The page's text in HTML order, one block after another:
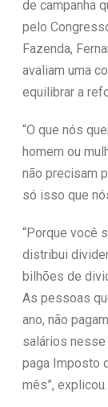
de campanha
pelo
Fazenda,
avaliam uma
equilibrar a
“O que nós
homem ou
não precisam
só isso que
“Porque você
distribui
bilhões de
As pessoas
ano, não
salários nesse
paga Imposto
mês”, explicou.